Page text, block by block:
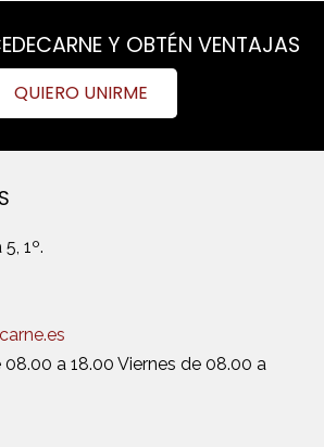
Y OBTÉN VENTAJAS
QUIERO UNIRME
1º.
08.00 a 18.00 Viernes de 08.00 a